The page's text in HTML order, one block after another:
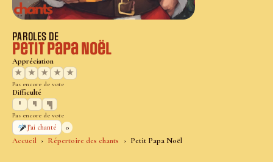
Accueil Répertoire des chants Petit Papa Noël
PAROLES DE
Petit Papa Noël
Appréciation
★
★ ★ ★ ★
Pas encore de vote
Difficulté
Pas encore de vote
J’ai chanté
0